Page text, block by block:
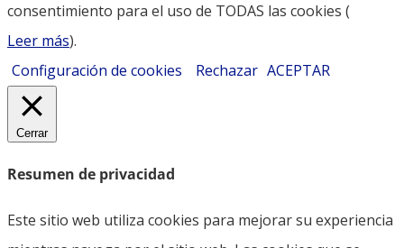
consentimiento para el uso de TODAS las cookies (
Leer más).
Configuración de cookies
Rechazar ACEPTAR
Cerrar
Resumen de privacidad
Este sitio web utiliza cookies para mejorar su experiencia